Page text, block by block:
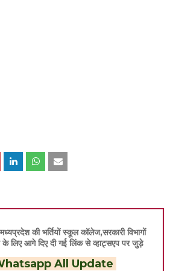
की भर्तियों स्कूल कॉलेज,सरकारी विभागों
के लिए आगे दिए दी गई लिंक से व्हाट्सएप पर जुड़े
All Update